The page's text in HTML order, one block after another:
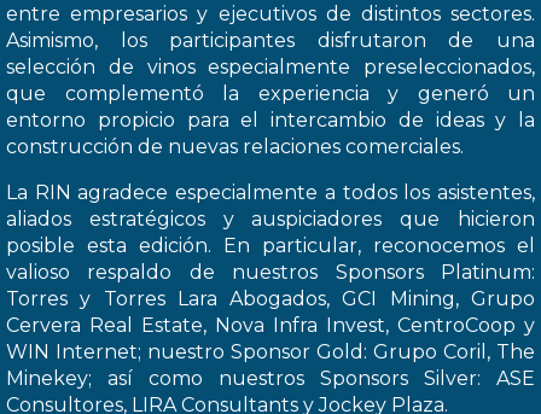
entre empresarios y ejecutivos de distintos sectores.
Asimismo, los participantes disfrutaron de una
selección de vinos especialmente preseleccionados,
que complementó la experiencia y generó un
entorno propicio para el intercambio de ideas y la
construcción de nuevas relaciones comerciales.
La RIN agradece especialmente a todos los asistentes,
aliados estratégicos y auspiciadores que hicieron
posible esta edición. En particular, reconocemos el
valioso respaldo de nuestros Sponsors Platinum:
Torres y Torres Lara Abogados, GCI Mining, Grupo
Cervera Real Estate, Nova Infra Invest, CentroCoop y
WIN Internet; nuestro Sponsor Gold: Grupo Coril, The
Minekey; así como nuestros Sponsors Silver: ASE
Consultores, LIRA Consultants y Jockey Plaza.